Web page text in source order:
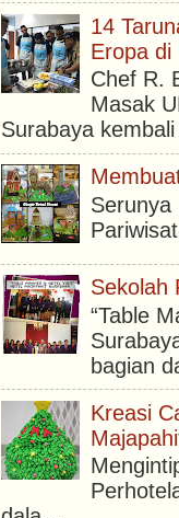
14
Eropa di
Chef R.
Masak
Surabaya
Serunya
Sekolah
“Table
bagian
Kreasi